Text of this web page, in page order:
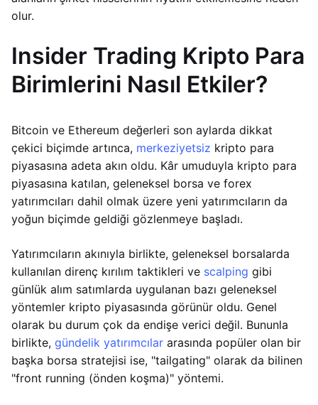
olur.
Insider Trading Kripto Para
Birimlerini Nasıl Etkiler?
Bitcoin ve Ethereum değerleri son aylarda dikkat
çekici biçimde artınca, merkeziyetsiz kripto para
piyasasına adeta akın oldu. Kâr umuduyla kripto para
piyasasına katılan, geleneksel borsa ve forex
yatırımcıları dahil olmak üzere yeni yatırımcıların da
yoğun biçimde geldiği gözlenmeye başladı.
Yatırımcıların akınıyla birlikte, geleneksel borsalarda
kullanılan direnç kırılım taktikleri ve scalping gibi
günlük alım satımlarda uygulanan bazı geleneksel
yöntemler kripto piyasasında görünür oldu. Genel
olarak bu durum çok da endişe verici değil. Bununla
birlikte, gündelik yatırımcılar arasında popüler olan bir
başka borsa stratejisi ise, "tailgating" olarak da bilinen
"front running (önden koşma)" yöntemi.